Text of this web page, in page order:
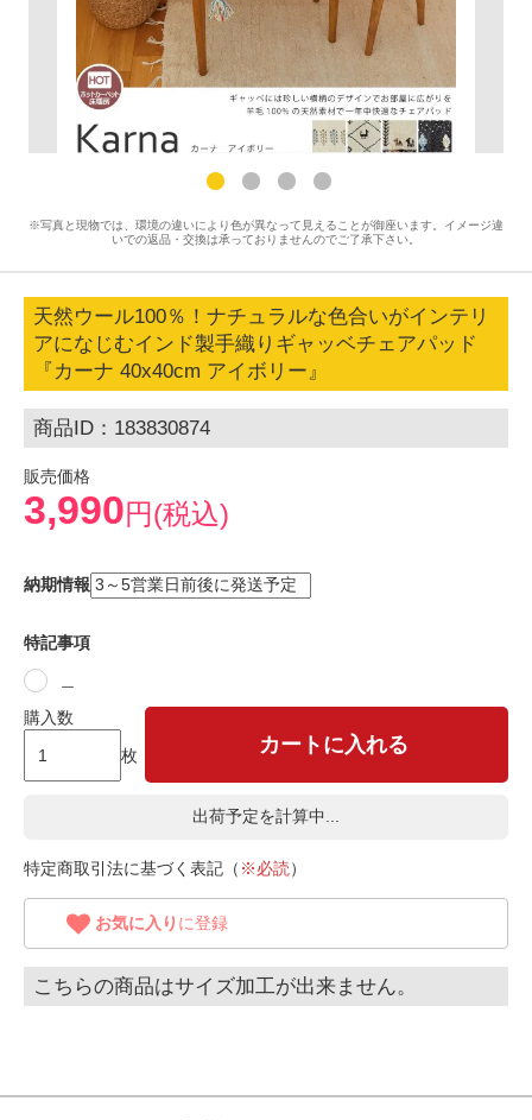
※写真と現物では、環境の違いにより色が異なって見えることが御座います。イメージ違
いでの返品・交換は承っておりませんのでご了承下さい。
天然ウール100％！ナチュラルな色合いがインテリ
アになじむインド製手織りギャッベチェアパッド
『カーナ 40x40cm アイボリー』
商品ID：183830874
販売価格
3,990円(税込)
納期情報
特記事項
購入数
枚
カートに入れる
出荷予定を計算中...
特定商取引法に基づく表記（ ※必読）
お気に入り に登録
こちらの商品はサイズ加工が出来ません。